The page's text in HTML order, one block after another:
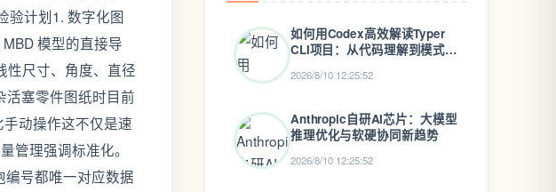
验计划1. 数字化图
模型的直接导
性尺寸、角度、直径
活塞零件图纸时目前
动操作这不仅是速
管理强调标准化。
号都唯一对应数据
如何用Codex高效解读Typer
CLI项目：从代码理解到模式识
2026/8/10 12:25:52
Anthropic自研AI芯片：大模型
推理优化与软硬协同新趋势
2026/8/10 12:25:52